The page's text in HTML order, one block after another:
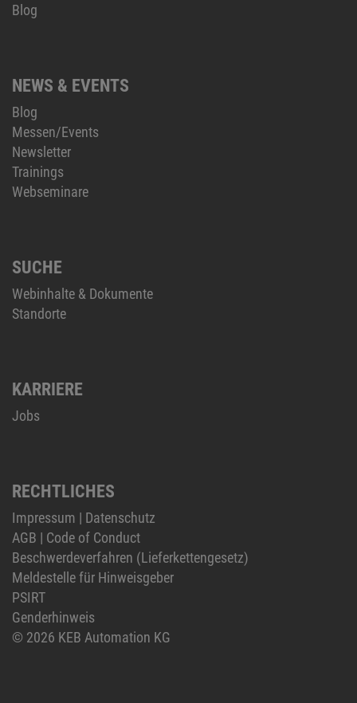
Blog
NEWS & EVENTS
Blog
Messen/Events
Newsletter
Trainings
Webseminare
SUCHE
Webinhalte & Dokumente
Standorte
KARRIERE
Jobs
RECHTLICHES
Impressum | Datenschutz
AGB | Code of Conduct
Beschwerdeverfahren (Lieferkettengesetz)
Meldestelle für Hinweisgeber
PSIRT
Genderhinweis
© 2026 KEB Automation KG